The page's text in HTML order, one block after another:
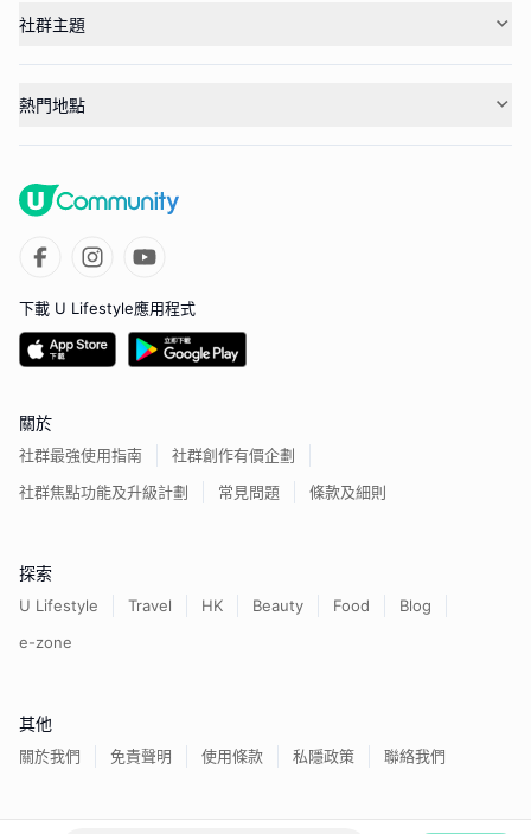
社群主題
熱門地點
下載 U Lifestyle應用程式
關於
社群最強使用指南
社群創作有價企劃
社群焦點功能及升級計劃
常見問題 條款及細則
探索
U Lifestyle Travel HK Beauty Food
Blog
e-zone
其他
關於我們 免責聲明 使用條款 私隱政策 聯絡我們